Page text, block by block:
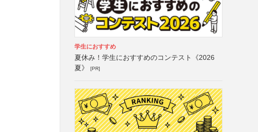
学生におすすめ
夏休み！学生におすすめのコンテスト《2026
夏》
[PR]